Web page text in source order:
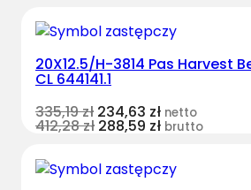
20X12.5/H-3814 Pas Harvest
CL 644141.1
335,19zł 234,63 zł netto
412,28zł 288,59 zł brutto